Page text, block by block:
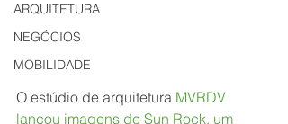
ARQUITETURA
NEGÓCIOS
MOBILIDADE
O estúdio de arquitetura MVRDV
lançou imagens de Sun Rock, um